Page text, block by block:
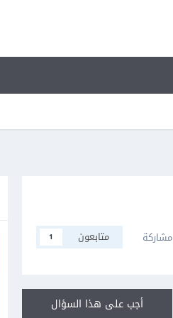
مشاركة متابعون 1
أجب على هذا السؤال